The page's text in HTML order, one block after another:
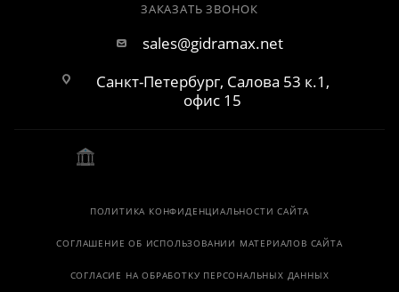
ЗАКАЗАТЬ ЗВОНОК
sales@gidramax.net
Санкт-Петербург, Салова 53 к.1,
офис 15
ПОЛИТИКА КОНФИДЕНЦИАЛЬНОСТИ САЙТА
СОГЛАШЕНИЕ ОБ ИСПОЛЬЗОВАНИИ МАТЕРИАЛОВ САЙТА
СОГЛАСИЕ НА ОБРАБОТКУ ПЕРСОНАЛЬНЫХ ДАННЫХ